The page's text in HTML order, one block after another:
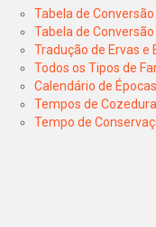
Tabela de
Tabela de
Tradução de Ervas e
Todos os Tipos de
Calendário de
Tempos de
Tempo de